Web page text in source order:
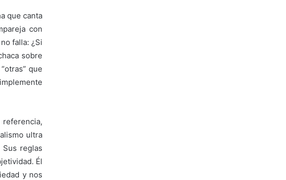
que canta
con
falla: ¿Si
sobre
que
ultra
reglas
Él
y nos